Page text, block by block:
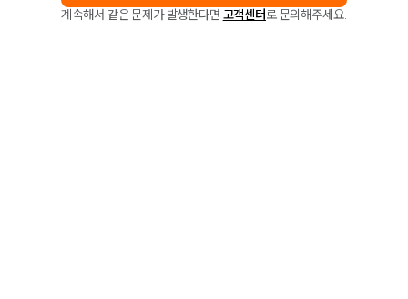
계속해서 같은 문제가 발생한다면 고객센터로 문의해주세요.